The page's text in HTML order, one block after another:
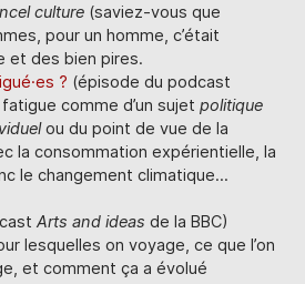
culture (saviez-vous que
pour un homme, c’était
et des bien pires.
? (épisode du podcast
comme d’un sujetpolitique
ou du point de vue de la
la consommation expérientielle, la
le changement climatique…
Arts and ideas de la BBC)
lesquelles on voyage, ce que l’on
et comment ça a évolué